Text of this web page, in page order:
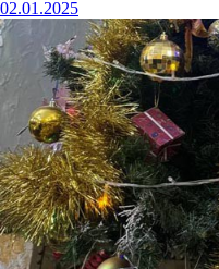
02.01.2025